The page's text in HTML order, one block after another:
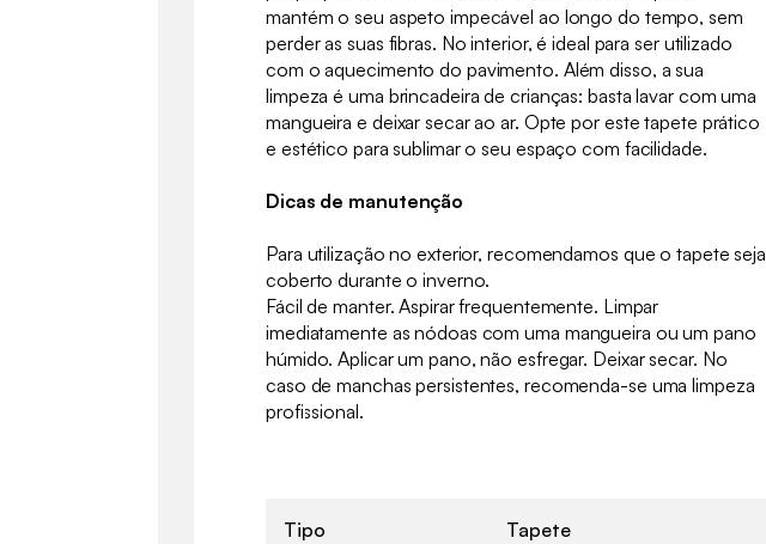
mantém o seu aspeto impecável ao longo do tempo, sem
perder as suas fibras. No interior, é ideal para ser utilizado
com o aquecimento do pavimento. Além disso, a sua
limpeza é uma brincadeira de crianças: basta lavar com uma
mangueira e deixar secar ao ar. Opte por este tapete prático
e estético para sublimar o seu espaço com facilidade.
Dicas de manutenção
Para utilização no exterior, recomendamos que o tapete seja
coberto durante o inverno.
Fácil de manter. Aspirar frequentemente. Limpar
imediatamente as nódoas com uma mangueira ou um pano
húmido. Aplicar um pano, não esfregar. Deixar secar. No
caso de manchas persistentes, recomenda-se uma limpeza
profissional.
Tipo Tapete